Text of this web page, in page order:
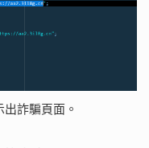
詐騙頁面。